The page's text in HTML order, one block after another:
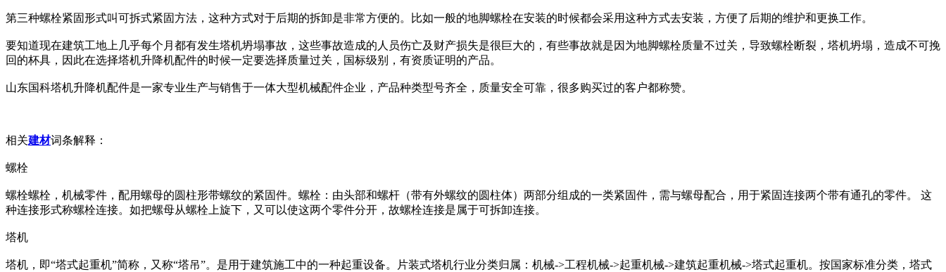
第三种螺栓紧固形式叫可拆式紧固方法，这种方式对于后期的拆卸是非常方便的。比如一般的地脚螺栓在安装的时候都会采用这种方式去安装，方便了后期的维护和更换工作。
要知道现在建筑工地上几乎每个月都有发生塔机坍塌事故，这些事故造成的人员伤亡及财产损失是很巨大的，有些事故就是因为地脚螺栓质量不过关，导致螺栓断裂，塔机坍塌，造成不可挽
回的杯具，因此在选择塔机升降机配件的时候一定要选择质量过关，国标级别，有资质证明的产品。
山东国科塔机升降机配件是一家专业生产与销售于一体大型机械配件企业，产品种类型号齐全，质量安全可靠，很多购买过的客户都称赞。
相关建材词条解释：
螺栓
螺栓螺栓，机械零件，配用螺母的圆柱形带螺纹的紧固件。螺栓：由头部和螺杆（带有外螺纹的圆柱体）两部分组成的一类紧固件，需与螺母配合，用于紧固连接两个带有通孔的零件。 这
种连接形式称螺栓连接。如把螺母从螺栓上旋下，又可以使这两个零件分开，故螺栓连接是属于可拆卸连接。
塔机
塔机，即“塔式起重机”简称，又称“塔吊”。是用于建筑施工中的一种起重设备。片装式塔机行业分类归属：机械->工程机械->起重机械->建筑起重机械->塔式起重机。按国家标准分类，塔式